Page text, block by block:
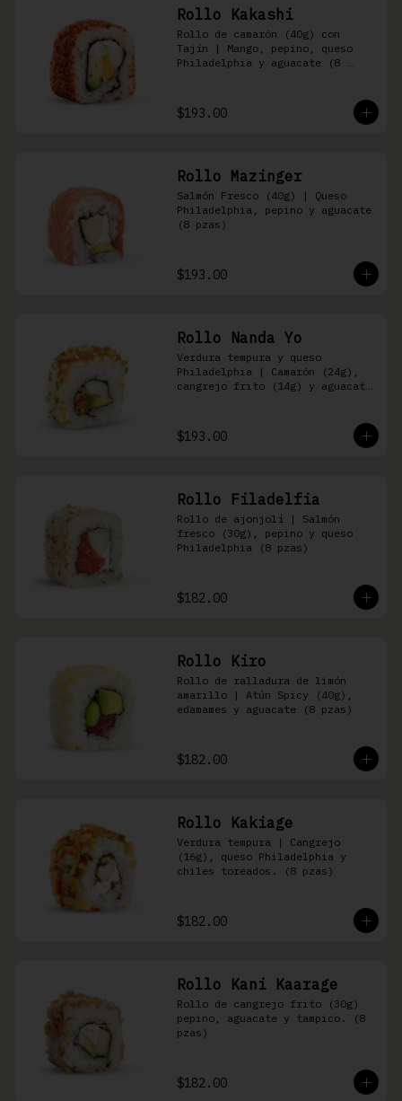
Rollo Kakashi
Rollo de camarón (40g) con
Tajín | Mango, pepino, queso
Philadelphia y aguacate (8
$193.00
Rollo Mazinger
Salmón Fresco (40g) | Queso
Philadelphia, pepino y aguacate
(8 pzas)
$193.00
Rollo Nanda Yo
Verdura tempura y queso
Philadelphia | Camarón (24g),
cangrejo frito (14g) y aguacate
$193.00
Rollo Filadelfia
Rollo de ajonjolí | Salmón
fresco (30g), pepino y queso
Philadelphia (8 pzas)
$182.00
Rollo Kiro
Rollo de ralladura de limón
amarillo | Atún Spicy (40g),
edamames y aguacate (8 pzas)
$182.00
Rollo Kakiage
Verdura tempura | Cangrejo
(16g), queso Philadelphia y
chiles toreados. (8 pzas)
$182.00
Rollo Kani Kaarage
Rollo de cangrejo frito (30g)
pepino, aguacate y tampico. (8
pzas)
$182.00